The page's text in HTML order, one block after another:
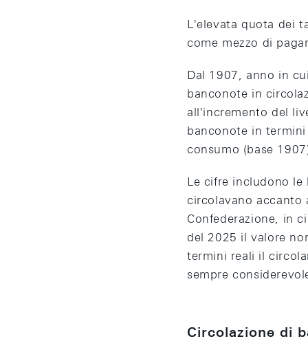
L'elevata quota dei
come mezzo di
Dal 1907, anno in
banconote in
all'incremento del
banconote in
consumo (base
Le cifre includono
circolavano accanto
Confederazione, in
del 2025 il valore
termini reali il
sempre
Circolazione di